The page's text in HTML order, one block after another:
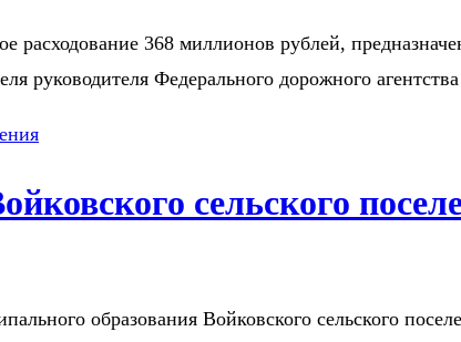
368 миллионов рублей,
руководителя Федерального дорожного
сельского
образования Войковского сельского